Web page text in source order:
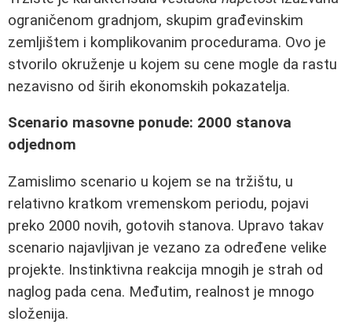
ograničenom gradnjom, skupim građevinskim
zemljištem i komplikovanim procedurama. Ovo je
stvorilo okruženje u kojem su cene mogle da rastu
nezavisno od širih ekonomskih pokazatelja.
Scenario masovne ponude: 2000 stanova
odjednom
Zamislimo scenario u kojem se na tržištu, u
relativno kratkom vremenskom periodu, pojavi
preko 2000 novih, gotovih stanova. Upravo takav
scenario najavljivan je vezano za određene velike
projekte. Instinktivna reakcija mnogih je strah od
naglog pada cena. Međutim, realnost je mnogo
složenija.